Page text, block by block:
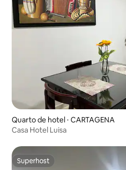
Quarto de hotel ⋅ CARTAGENA
Casa Hotel Luisa
Superhost
Superhost